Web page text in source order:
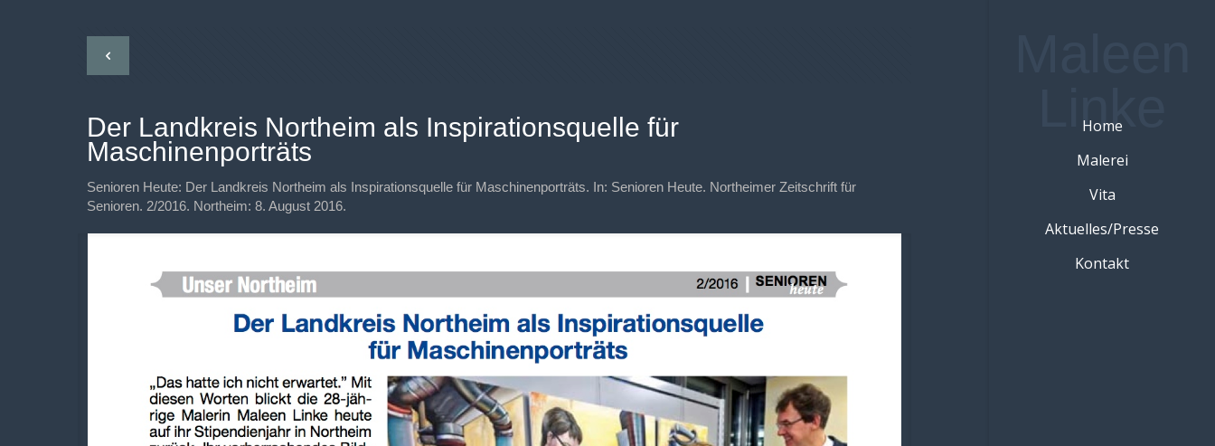
Linke
Home
Malerei
Vita
Aktuelles/Presse
Kontakt
Der Landkreis Northeim als Inspirationsquelle für
Maschinenporträts
Senioren Heute: Der Landkreis Northeim als Inspirationsquelle für Maschinenporträts. In: Senioren Heute. Northeimer Zeitschrift für
Senioren. 2/2016. Northeim: 8. August 2016.